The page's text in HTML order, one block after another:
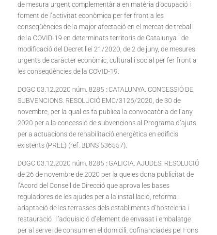
de mesura urgent complementària en matèria d’ocupació i
foment de l’activitat econòmica per fer front a les
conseqüències de la major afectació en el mercat de treball
de la COVID-19 en determinats territoris de Catalunya i de
modificació del Decret llei 21/2020, de 2 de juny, de mesures
urgents de caràcter econòmic, cultural i social per fer front a
les conseqüències de la COVID-19.
DOGC 03.12.2020 núm. 8285 : CATALUNYA. CONCESSIÓ DE
SUBVENCIONS. RESOLUCIÓ EMC/3126/2020, de 30 de
novembre, per la qual es fa publica la convocatòria de l’any
2020 per a la concessió de subvencions al Programa d’ajuts
per a actuacions de rehabilitació energètica en edificis
existents (PREE) (ref. BDNS 536557).
DOGC 03.12.2020 núm. 8285 : GALICIA. AJUDES. RESOLUCIÓ
de 26 de novembre de 2020 per la que es dona publicitat de
l’Acord del Consell de Direcció que aprova les bases
reguladores de les ajudes per a la instal.lació, reforma i
adaptació de les terrasses dels establiments d’hosteleria i
restauració i l’adquisició d’element de envasat i embalatge
per al servei de consum en el domicili, cofinanciades pel Fons